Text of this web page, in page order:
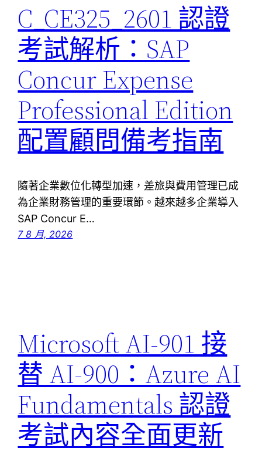
C_CE325_2601 認證
考試解析：SAP
Concur Expense
Professional Edition
配置顧問備考指南
隨著企業數位化轉型加速，差旅與費用管理已成
為企業財務管理的重要環節。越來越多企業導入
SAP Concur E…
7 8 月, 2026
Microsoft AI-901 接
替 AI-900：Azure AI
Fundamentals 認證
考試內容全面更新